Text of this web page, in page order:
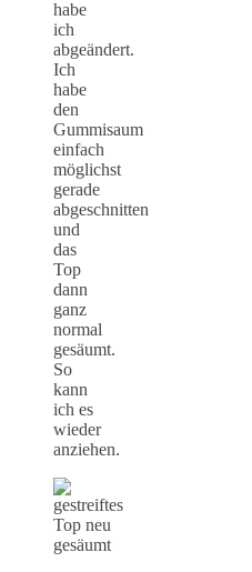
habe
ich
abgeändert.
Ich
habe
den
Gummisaum
einfach
möglichst
gerade
abgeschnitten
und
das
Top
dann
ganz
normal
gesäumt.
So
kann
ich es
wieder
anziehen.